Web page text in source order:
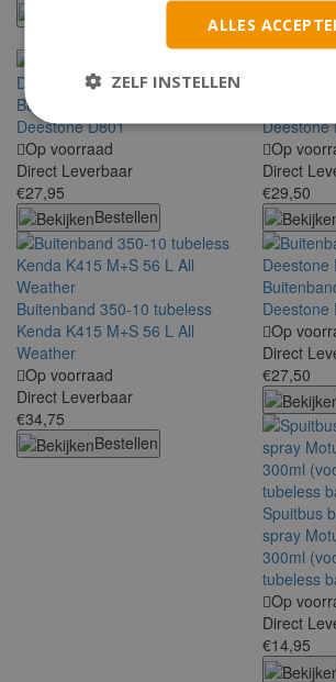
Buitenband 350-10 tubeless
Deestone D801
Op voorraad
Direct Leverbaar
€27,95
Bestellen
Deestone
Op
Direct
€29,50
Buitenband 350-10 tubeless
Kenda K415 M+S 56 L All
Weather
Op voorraad
Direct Leverbaar
€34,75
Bestellen
Deestone
Op
Direct
€27,50
Spuitbus
spray
300ml
tubeless
Op
Direct
€14,95
ALLES
ZELF INSTELLEN